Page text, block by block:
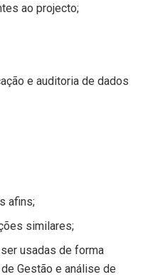
ao projecto;
e auditoria de dados
afins;
similares;
usadas de forma
Gestão e análise de